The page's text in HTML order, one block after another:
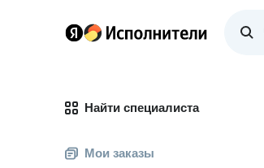
Найти специалиста
Мои заказы